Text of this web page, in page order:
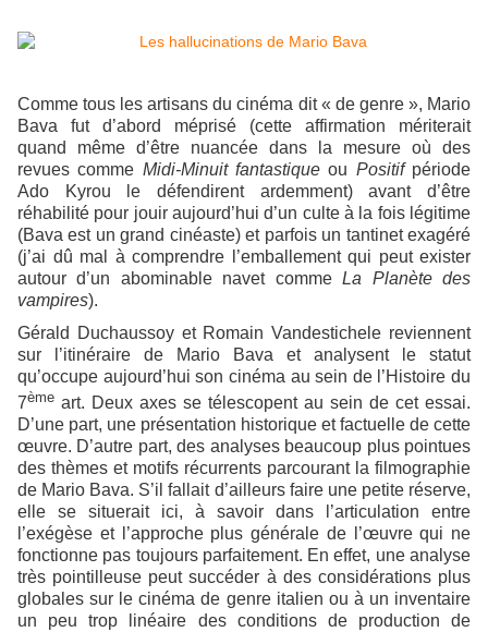
Comme tous les artisans du cinéma dit « de genre », Mario
Bava fut d’abord méprisé (cette affirmation mériterait
quand même d’être nuancée dans la mesure où des
revues comme Midi-Minuit fantastique ou Positif période
Ado Kyrou le défendirent ardemment) avant d’être
réhabilité pour jouir aujourd’hui d’un culte à la fois légitime
(Bava est un grand cinéaste) et parfois un tantinet exagéré
(j’ai dû mal à comprendre l’emballement qui peut exister
autour d’un abominable navet commeLa Planète des
vampires).
Gérald Duchaussoy et Romain Vandestichele reviennent
sur l’itinéraire de Mario Bava et analysent le statut
qu’occupe aujourd’hui son cinéma au sein de l’Histoire du
7ème art. Deux axes se télescopent au sein de cet essai.
D’une part, une présentation historique et factuelle de cette
œuvre. D’autre part, des analyses beaucoup plus pointues
des thèmes et motifs récurrents parcourant la filmographie
de Mario Bava. S’il fallait d’ailleurs faire une petite réserve,
elle se situerait ici, à savoir dans l’articulation entre
l’exégèse et l’approche plus générale de l’œuvre qui ne
fonctionne pas toujours parfaitement. En effet, une analyse
très pointilleuse peut succéder à des considérations plus
globales sur le cinéma de genre italien ou à un inventaire
un peu trop linéaire des conditions de production de